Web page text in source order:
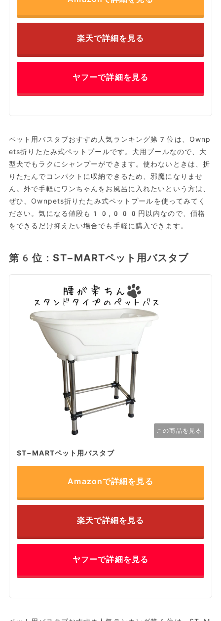
楽天で詳細を見る
ヤフーで詳細を見る
ペット用バスタブおすすめ人気ランキング第7位は、Ownp
ets折りたたみ式ペットプールです。犬用プールなので、大
型犬でもラクにシャンプーができます。使わないときは、折
りたたんでコンパクトに収納できるため、邪魔になりませ
ん。外で手軽にワンちゃんをお風呂に入れたいという方は、
ぜひ、Ownpets折りたたみ式ペットプールを使ってみてく
ださい。気になる値段も10,000円以内なので、価格
をできるだけ抑えたい場合でも手軽に購入できます。
第6位：ST−MARTペット用バスタブ
この商品を見る
ST−MARTペット用バスタブ
Amazonで詳細を見る
楽天で詳細を見る
ヤフーで詳細を見る